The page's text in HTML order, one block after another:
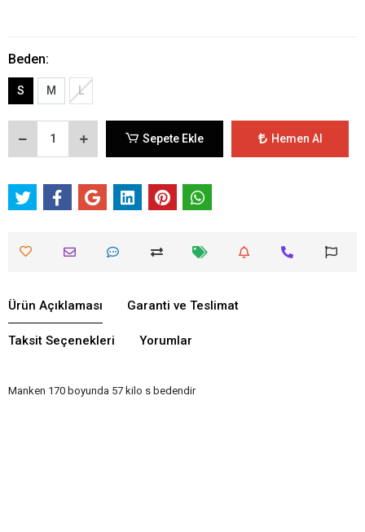
Beden:
S M L
Sepete Ekle Hemen Al
Ürün Açıklaması Garanti ve Teslimat
Taksit Seçenekleri Yorumlar
Manken 170 boyunda 57 kilo s bedendir